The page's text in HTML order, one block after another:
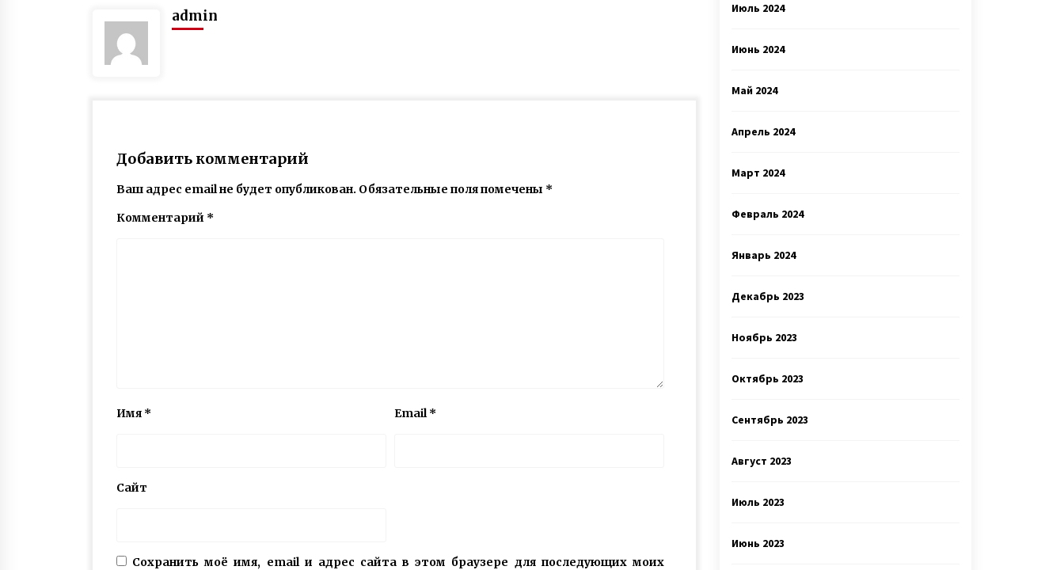
admin
Добавить комментарий
Ваш адрес email не будет опубликован. Обязательные поля помечены *
Комментарий *
Имя * Email*
Сайт
Сохранить моё имя, email и адрес сайта в этом браузере для последующих моих
Июль 2024
Июнь 2024
Май 2024
Апрель 2024
Март 2024
Февраль 2024
Январь 2024
Декабрь 2023
Ноябрь 2023
Октябрь 2023
Сентябрь 2023
Август 2023
Июль 2023
Июнь 2023